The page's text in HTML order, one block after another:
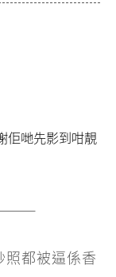
佢哋先影到咁靚
都被逼係香